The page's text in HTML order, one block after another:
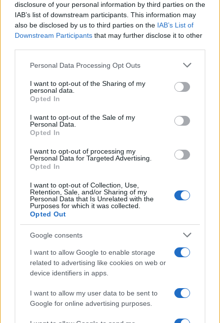
disclosure of your personal information by third parties on the
IAB’s list of downstream participants. This information may
also be disclosed by us to third parties on the IAB’s List of
Downstream Participants that may further disclose it to other
Please note that this website/app uses one or more Google
not limited to your visit or usage behaviour. You may click to
grant or deny consent to Google and its third-party tags to
use your data for below specified purposes in below Google
consent section.
Personal Data Processing Opt Outs
I want to opt-out of the Sharing of my
personal data.
Opted In
I want to opt-out of the Sale of my
Personal Data.
Opted In
I want to opt-out of processing my
Personal Data for Targeted Advertising.
Opted In
I want to opt-out of Collection, Use,
Retention, Sale, and/or Sharing of my
Personal Data that Is Unrelated with the
Purposes for which it was collected.
Opted Out
Google consents
I want to allow Google to enable storage
related to advertising like cookies on web or
device identifiers in apps.
I want to allow my user data to be sent to
Google for online advertising purposes.
AUTORE
AiAdhubMedia
Continua a leggere